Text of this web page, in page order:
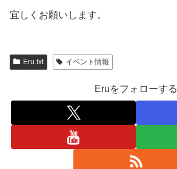
宜しくお願いします。
Eru.txt イベント情報
Eruをフォローする